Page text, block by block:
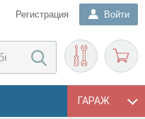
Регистрация Войти
ГАРАЖ